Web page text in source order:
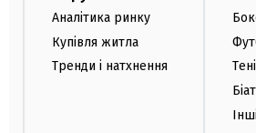
Аналітика ринку
Купівля житла
Тренди і натхнення